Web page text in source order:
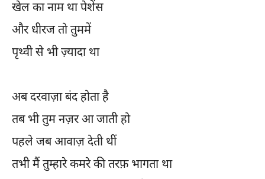
खेल का नाम था पेशेंस
और धीरज तो तुममें
पृथ्वी से भी ज़्यादा था
अब दरवाज़ा बंद होता है
तब भी तुम नज़र आ जाती हो
पहले जब आवाज़ देती थीं
तभी मैं तुम्हारे कमरे की तरफ़ भागता था